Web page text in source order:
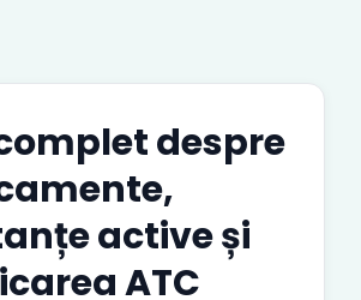
despre
active și
ATC